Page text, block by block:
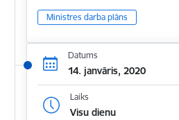
Ministres darba plāns
Datums
14. janvāris, 2020
Laiks
Visu dienu